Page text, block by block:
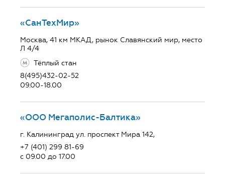
«СанТехМир»
Москва, 41 км МКАД, рынок Славянский мир, место
Л 4/4
Тёплый стан
8(495)432-02-52
09.00-18.00
«ООО Мегаполис-Балтика»
г. Калининград ул. проспект Мира 142,
+7 (401) 299 81-69
с 09.00 до 17.00